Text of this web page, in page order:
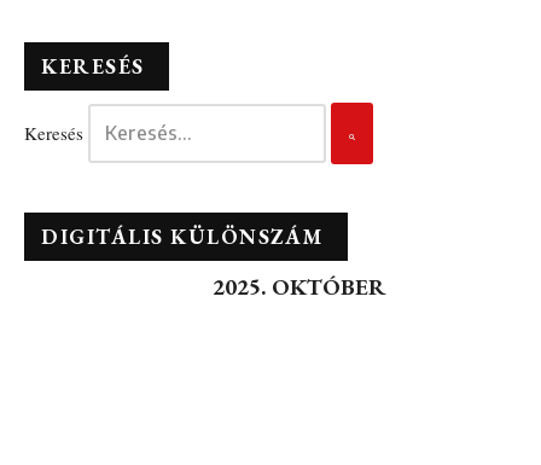
KERESÉS
Keresés
DIGITÁLIS KÜLÖNSZÁM
2025. OKTÓBER